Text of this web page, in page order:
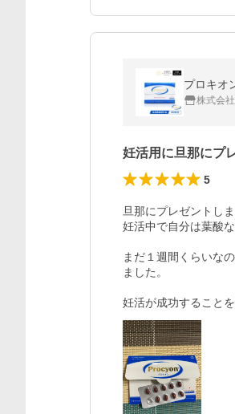
プロキオ
株式会
妊活用に旦那にプ
5
旦那にプレゼントしま
妊活中で自分は葉酸
まだ１週間くらいな
ました。
妊活が成功すること